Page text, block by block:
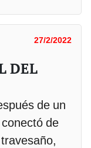
27/2/2022
DEL
de un
de